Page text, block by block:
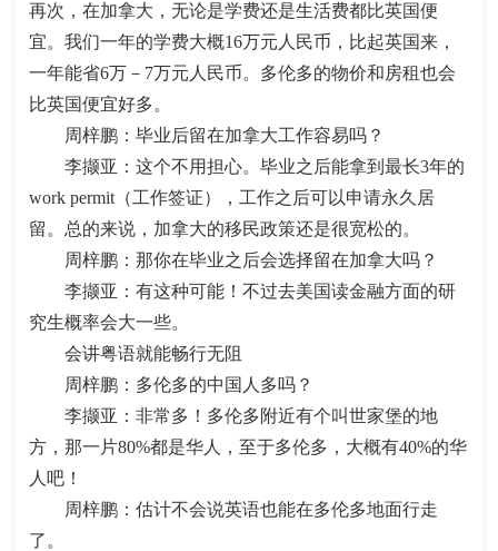
再次，在加拿大，无论是学费还是生活费都比英国便
宜。我们一年的学费大概16万元人民币，比起英国来，
一年能省6万－7万元人民币。多伦多的物价和房租也会
比英国便宜好多。
周梓鹏：毕业后留在加拿大工作容易吗？
李撷亚：这个不用担心。毕业之后能拿到最长3年的
work permit（工作签证），工作之后可以申请永久居
留。总的来说，加拿大的移民政策还是很宽松的。
周梓鹏：那你在毕业之后会选择留在加拿大吗？
李撷亚：有这种可能！不过去美国读金融方面的研
究生概率会大一些。
会讲粤语就能畅行无阻
周梓鹏：多伦多的中国人多吗？
李撷亚：非常多！多伦多附近有个叫世家堡的地
方，那一片80%都是华人，至于多伦多，大概有40%的华
人吧！
周梓鹏：估计不会说英语也能在多伦多地面行走
了。